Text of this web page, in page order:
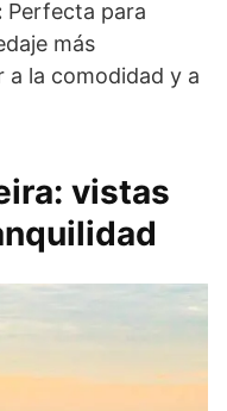
Perfecta para
más
a la comodidad y a
vistas